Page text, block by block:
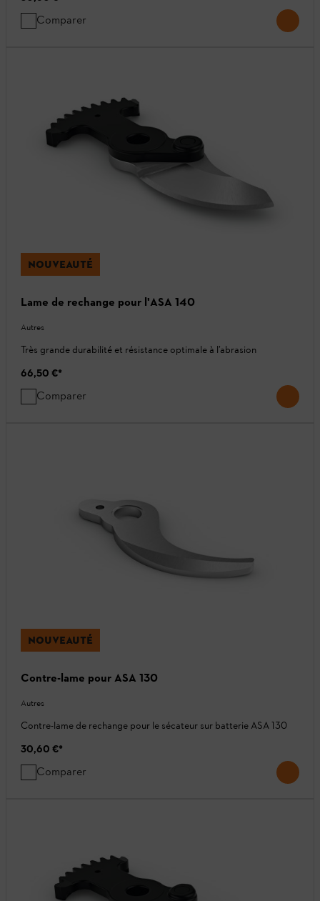
Comparer
NOUVEAUTÉ
Lame de rechange pour l'ASA 140
Autres
Très grande durabilité et résistance optimale à l’abrasion
66,50 €*
Comparer
NOUVEAUTÉ
Contre-lame pour ASA 130
Autres
Contre-lame de rechange pour le sécateur sur batterie ASA 130
30,60 €*
Comparer